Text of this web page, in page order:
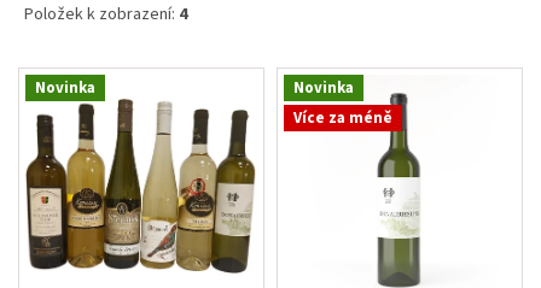
Položek k zobrazení: 4
V Novinka
Novinka
Více za méně